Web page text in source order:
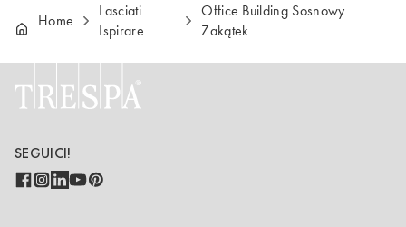
Home
Lasciati
Ispirare
Office Building Sosnowy
Zakątek
SEGUICI!